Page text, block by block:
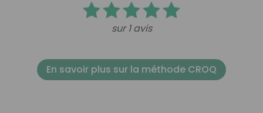
sur 1 avis
En savoir plus sur la méthode CROQ